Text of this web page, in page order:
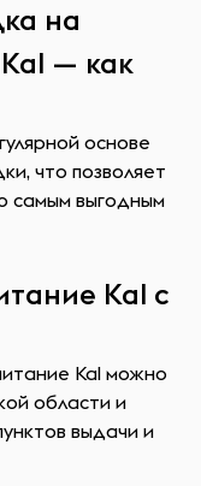
на
— как
основе
что позволяет
самым выгодным
Kal с
Kal можно
области и
выдачи и